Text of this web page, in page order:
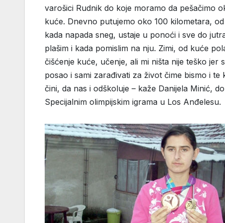
varošici Rudnik do koje moramo da pešačimo
kuće. Dnevno putujemo oko 100 kilometara,
kada napada sneg, ustaje u ponoći i sve do
plašim i kada pomislim na nju. Zimi, od kuće
čišćenje kuće, učenje, ali mi ništa nije teško
posao i sami zarađivati za život čime bismo i
čini, da nas i odškoluje – kaže Danijela Minić,
Specijalnim olimpijskim igrama u Los Anđelesu.